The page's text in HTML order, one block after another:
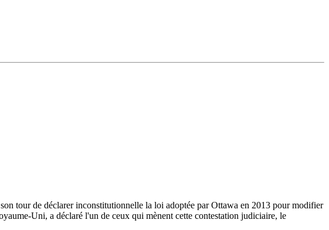
tour de déclarer inconstitutionnelle la loi adoptée par Ottawa en 2013 pour modifier
Uni, a déclaré l'un de ceux qui mènent cette contestation judiciaire, le